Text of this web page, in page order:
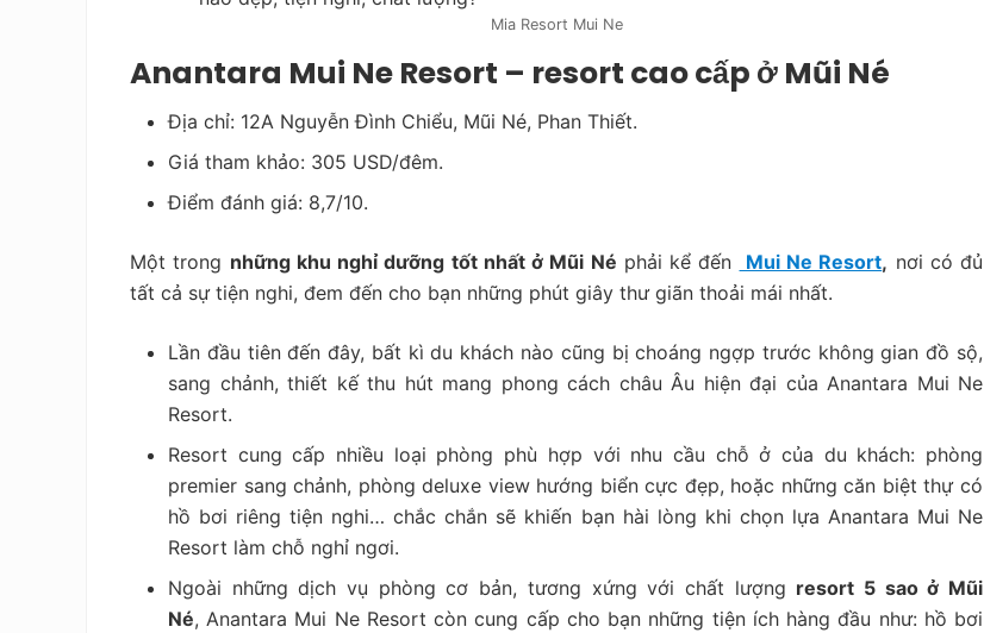
Mia Resort Mui Ne
Anantara Mui Ne Resort – resort cao cấp ở Mũi Né
Địa chỉ: 12A Nguyễn Đình Chiểu, Mũi Né, Phan Thiết.
Giá tham khảo: 305 USD/đêm.
Điểm đánh giá: 8,7/10.
Một trong những khu nghỉ dưỡng tốt nhất ở Mũi Né phải kể đến Mui Ne Resort, nơi có đủ
tất cả sự tiện nghi, đem đến cho bạn những phút giây thư giãn thoải mái nhất.
Lần đầu tiên đến đây, bất kì du khách nào cũng bị choáng ngợp trước không gian đồ sộ,
sang chảnh, thiết kế thu hút mang phong cách châu Âu hiện đại của Anantara Mui Ne
Resort.
Resort cung cấp nhiều loại phòng phù hợp với nhu cầu chỗ ở của du khách: phòng
premier sang chảnh, phòng deluxe view hướng biển cực đẹp, hoặc những căn biệt thự có
hồ bơi riêng tiện nghi… chắc chắn sẽ khiến bạn hài lòng khi chọn lựa Anantara Mui Ne
Resort làm chỗ nghỉ ngơi.
Ngoài những dịch vụ phòng cơ bản, tương xứng với chất lượng resort 5 sao ở Mũi
Né, Anantara Mui Ne Resort còn cung cấp cho bạn những tiện ích hàng đầu như: hồ bơi